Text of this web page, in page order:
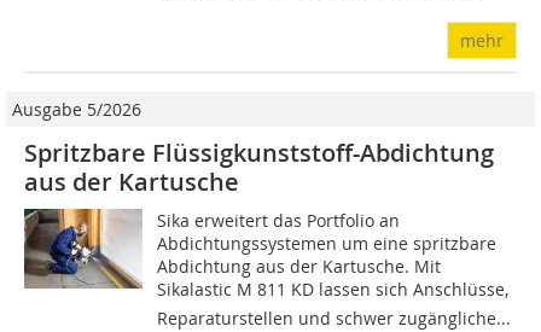
mehr
Ausgabe 5/2026
Spritzbare Flüssigkunststoff-Abdichtung
aus der Kartusche
Sika erweitert das Portfolio an
Abdichtungssystemen um eine spritzbare
Abdichtung aus der Kartusche. Mit
Sikalastic M 811 KD lassen sich Anschlüsse,
Reparaturstellen und schwer zugängliche...